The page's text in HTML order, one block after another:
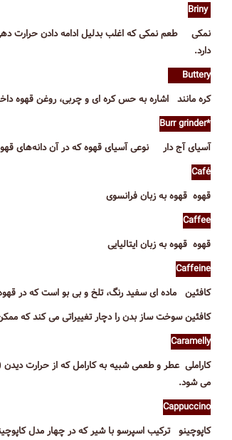
Briny
نمکی طعم نمکی که اغلب بدلیل ادامه دادن حرارت
دارد.
Buttery
کره مانند اشاره به حس کره ای و چربی، روغن قهوه
*Burr grinder
آسیای آج دار نوعی آسیای قهوه که در آن دانه‌های
Café
قهوه قهوه به زبان فرانسوی
Caffee
قهوه قهوه به زبان ایتالیایی
Caffeine
کافئین ماده ای سفید رنگ، تلخ و بی بو است که در
کافئین سوخت ساز بدن را دچار تغییراتی می کند که
Caramelly
کاراملی عطر و طعمی شبیه به کارامل که از حرارت
می شود.
Cappuccino
کاپوچینو ترکیب اسپرسو با شیر که در چهار مدل